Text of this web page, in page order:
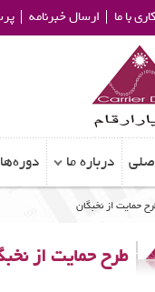
با ما ارسال خبرنامه
درباره ما
حمایت از نخبگان
طرح حمایت از